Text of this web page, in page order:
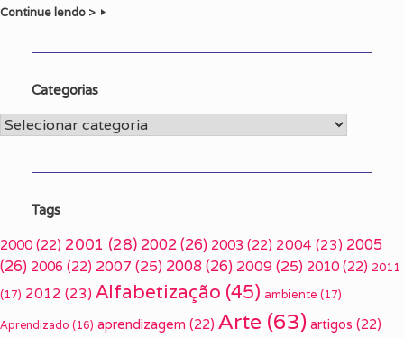
Continue lendo >
Categorias
Categorias
Tags
2000 (22) 2001 (28) 2002(26) 2003 (22) 2004 (23) 2005
(26) 2006 (22) 2007 (25) 2008(26) 2009(25) 2010 (22) 2011
(17) 2012 (23) Alfabetização (45) ambiente (17)
Aprendizado (16) aprendizagem (22) Arte (63) artigos (22)